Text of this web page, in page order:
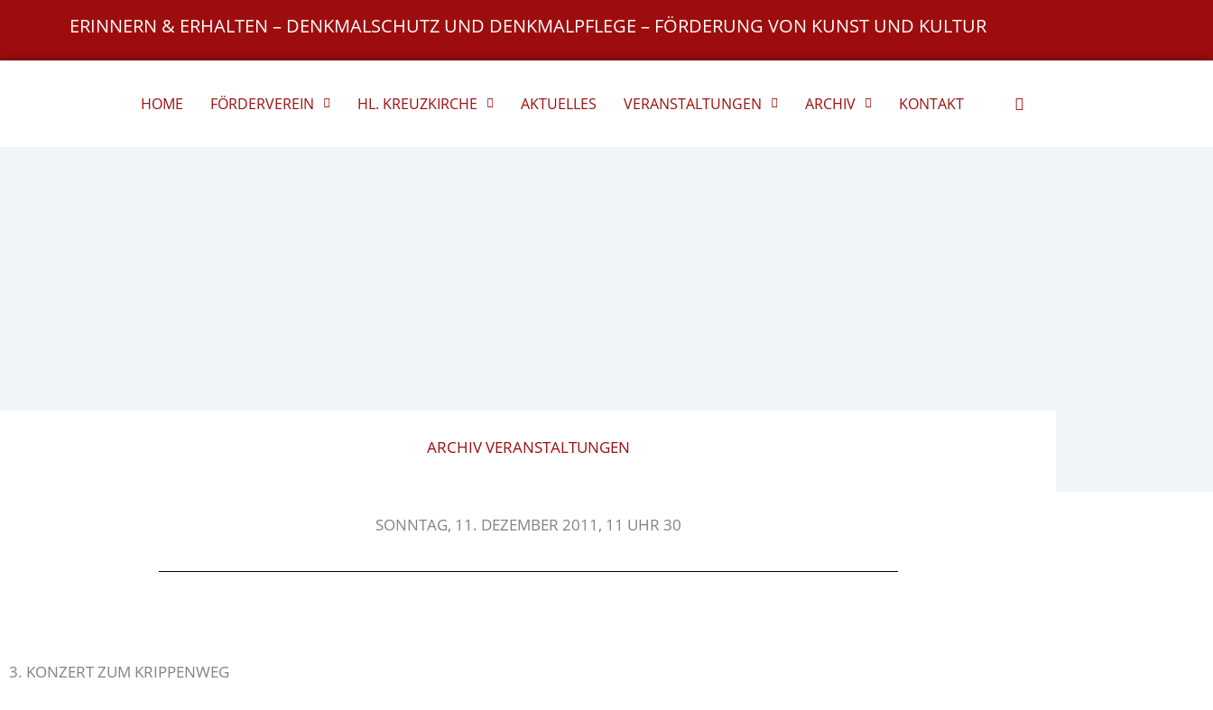
ERINNERN & ERHALTEN – DENKMALSCHUTZ UND DENKMALPFLEGE – FÖRDERUNG VON KUNST UND KULTUR
HOME FÖRDERVEREIN HL. KREUZKIRCHE AKTUELLES VERANSTALTUNGEN ARCHIV KONTAKT
ARCHIV VERANSTALTUNGEN
SONNTAG, 11. DEZEMBER 2011, 11 UHR 30
3. KONZERT ZUM KRIPPENWEG